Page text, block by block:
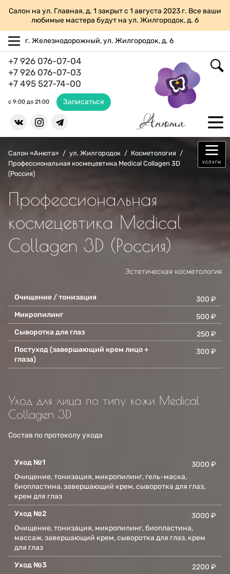
Салон на ул. Главная, д. 1 закрыт с 1 августа 2023 г. Все ваши
любимые мастера будут на ул. Жилгородок, д. 6
г. Железнодорожный, ул. Жилгородок, д. 6
+7 926 076-07-04
+7 926 076-07-03
+7 495 527-74-00
с 9:00 до 21:00 Записаться
УСЛУГИ
Салон «Анюта» / ул. Жилгородок / Косметология /
Профессиональная космецевтика Medical Collagen 3D
(Россия)
Профессиональная
космецевтика Medical
Collagen 3D (Россия)
Эстетическая косметология
Очищение / тонизация
300 ₽
Микропилинг
500 ₽
Сыворотка для глаз
250 ₽
Постуход (завершающий крем лицо +
глаза)
300 ₽
Уход для лица по типу кожи Medical
Collagen 3D
Состав по протоколу ухода
Уход №1
3000 ₽
Очищение, тонизация, микропилинг, гель-маска,
биопластина, завершающий крем, сыворотка для глаз,
крем для глаз
Уход №2
3000 ₽
Очищение, тонизация, микропилинг, биопластина,
массаж, завершающий крем, сыворотка для глаз, крем
для глаз
Уход №3
2200 ₽